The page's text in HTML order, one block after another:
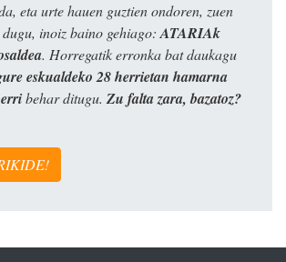
eta urte hauen guztien ondoren, zuen
dugu, inoiz baino gehiago:ATARIAk
. Horregatik erronka bat daukagu
eskualdeko 28 herrietan hamarna
behar ditugu. Zu falta zara, bazatoz?